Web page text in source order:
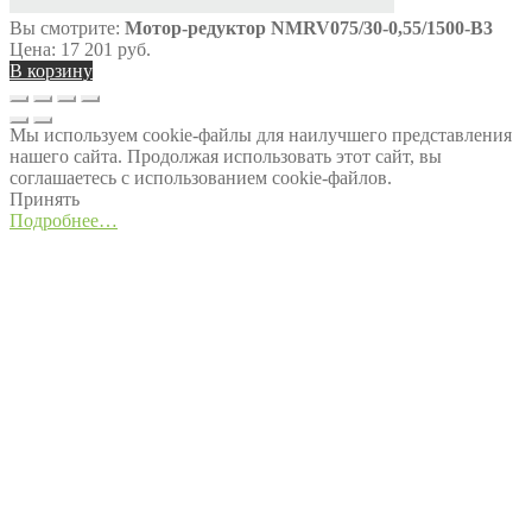
Вы смотрите: Мотор-редуктор NMRV075/30-0,55/1500-B3
Цена: 17 201 руб.
В корзину
Мы используем cookie-файлы для наилучшего представления
нашего сайта. Продолжая использовать этот сайт, вы
соглашаетесь с использованием cookie-файлов.
Принять
Подробнее…